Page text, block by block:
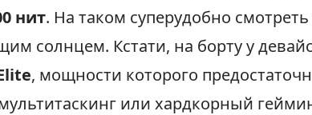
нит. На таком суперудобно
солнцем. Кстати, на борту у
, мощности которого
или хардкорный